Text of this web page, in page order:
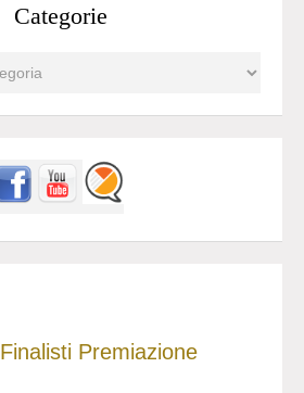
Categorie
Finalisti Premiazione